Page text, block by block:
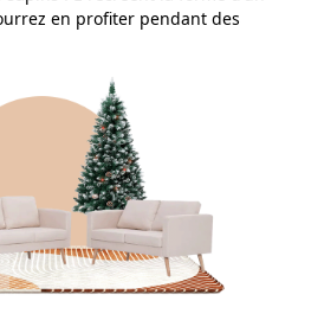
en profiter pendant des